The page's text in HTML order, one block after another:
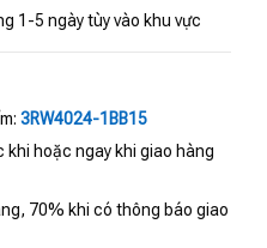
1-5 ngày tùy vào khu vực
3RW4024-1BB15
khi hoặc ngay khi giao hàng
70% khi có thông báo giao